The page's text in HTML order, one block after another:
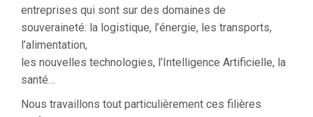
entreprises qui sont sur des domaines de
souveraineté: la logistique, l’énergie, les transports,
l’alimentation,
les nouvelles technologies, l’Intelligence Artificielle, la
santé…
Nous travaillons tout particulièrement ces filières